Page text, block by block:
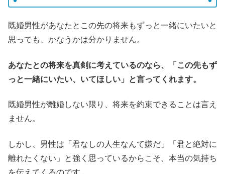
既婚男性があなたとこの先の将来もずっと一緒にいたいと
思っても、かなうかは分かりません。
あなたとの将来を真剣に考えているのなら、「この先もず
っと一緒にいたい、いてほしい」と言ってくれます。
既婚男性が離婚しない限り、将来を約束できることは言え
ません。
しかし、男性は「君なしの人生なんて嫌だ」「君と絶対に
離れたくない」と強く思っているからこそ、本当の気持ち
を伝えてくるのです。